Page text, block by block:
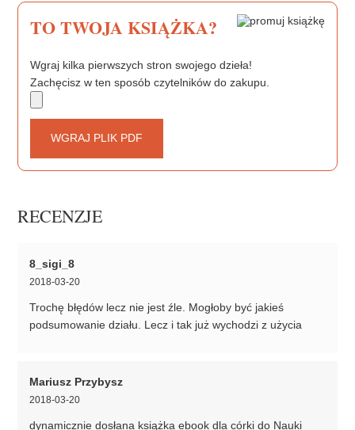
TO TWOJA KSIĄŻKA?
Wgraj kilka pierwszych stron swojego dzieła!
Zachęcisz w ten sposób czytelników do zakupu.
WGRAJ PLIK PDF
RECENZJE
8_sigi_8
2018-03-20
Trochę błędów lecz nie jest źle. Mogłoby być jakieś
podsumowanie działu. Lecz i tak już wychodzi z użycia
Mariusz Przybysz
2018-03-20
dynamicznie dosłana książka ebook dla córki do Nauki